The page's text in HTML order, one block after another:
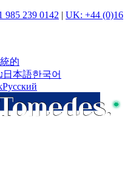
985 239 0142 | UK: +44 (0)16
的
日本語한국어
Русский